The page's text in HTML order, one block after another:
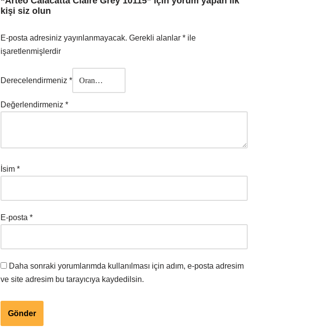
kişi siz olun
E-posta adresiniz yayınlanmayacak. Gerekli alanlar * ile
işaretlenmişlerdir
Derecelendirmeniz *
Değerlendirmeniz *
İsim *
E-posta *
Daha sonraki yorumlarımda kullanılması için adım, e-posta adresim
ve site adresim bu tarayıcıya kaydedilsin.